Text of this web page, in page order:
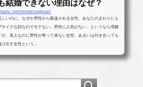
結婚できない理由はなぜ？
motenaijose/
しいのに、なぜか男性から敬遠される女性、あなたのまわりにも
サイクな顔なのでモテない。男性に人気がない、というなら理解
が、美人なのに男性が寄って来ない女性、あるいは付き合っても
げ出す女性という...